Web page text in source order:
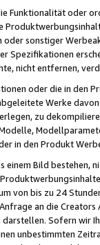
Funktionalität oder
sonstiger
Spezifikationen
nicht entfernen,
oder die in
Werke
zu
in den Produkt
Bild bestehen,
von bis zu 24
an die
Sofern wir
unbestimmten